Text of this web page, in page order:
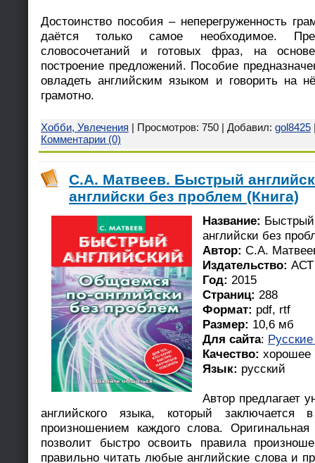
Достоинство пособия – неперегруженность
даётся только самое необходимое.
словосочетаний и готовых фраз, на основе
построение предложений. Пособие
овладеть английским языком и говорить на
грамотно.
Хобби, Увлечения | Просмотров: 750 | Добавил: gol8425
Комментарии (0)
С.А. Матвеев. Быстрый
английски без проблем (Книга)
Название:
английски без
Автор: С.А.
Издательство: АСТ
Год: 2015
Страниц: 288
Формат: pdf, rtf
Размер: 10,6 мб
Для сайта: Русские
Качество: хорошее
Язык: русский
Автор предлагает
английского языка, который
произношением каждого слова. Оригинальная
позволит быстро освоить правила
правильно читать любые английские слова и